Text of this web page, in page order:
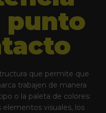
punto
que permite que
trabajen de manera
o la paleta de colores:
visuales, los